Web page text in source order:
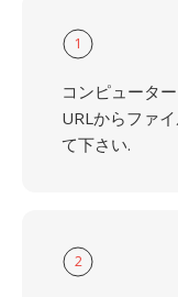
1
コンピュータ
URLからファ
て下さい.
2